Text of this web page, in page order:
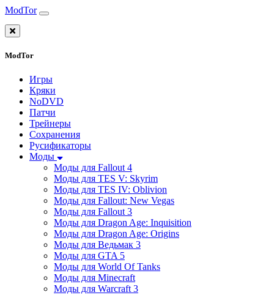
ModTor
ModTor
Игры
Кряки
NoDVD
Патчи
Трейнеры
Сохранения
Русификаторы
Моды
Моды для Fallout 4
Моды для TES V: Skyrim
Моды для TES IV: Oblivion
Моды для Fallout: New Vegas
Моды для Fallout 3
Моды для Dragon Age: Inquisition
Моды для Dragon Age: Origins
Моды для Ведьмак 3
Моды для GTA 5
Моды для World Of Tanks
Моды для Minecraft
Моды для Warcraft 3